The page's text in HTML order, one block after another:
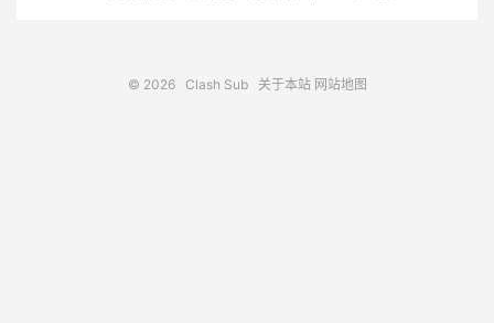
© 2026 Clash Sub 关于本站 网站地图